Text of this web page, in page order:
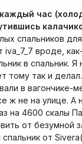
час
спальников
вроде,
в спальник. Я
тому так и
в вагончике-
ж не на улице. А
на 4600 скалы
от безумной
спальник от